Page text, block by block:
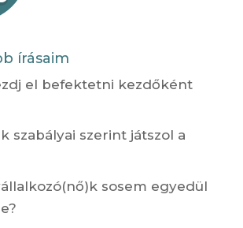
írásaim
el befektetni kezdőként
szabályai szerint játszol a
sosem egyedül